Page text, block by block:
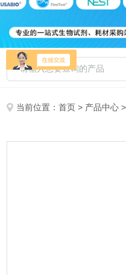
当前位置：首页 > 产品中心